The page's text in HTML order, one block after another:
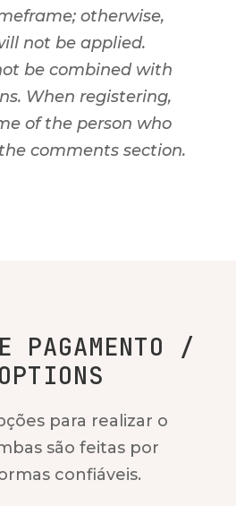
otherwise,
not be applied.
be combined with
When registering,
of the person who
comments section.
PAGAMENTO /
para realizar o
são feitas por
confiáveis.